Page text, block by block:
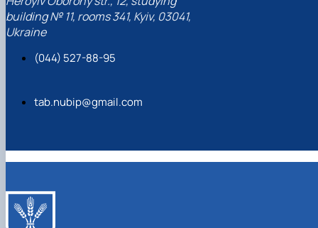
building № 11, rooms 341, Kyiv, 03041,
Ukraine
(044) 527-88-95
tab.nubip@gmail.com